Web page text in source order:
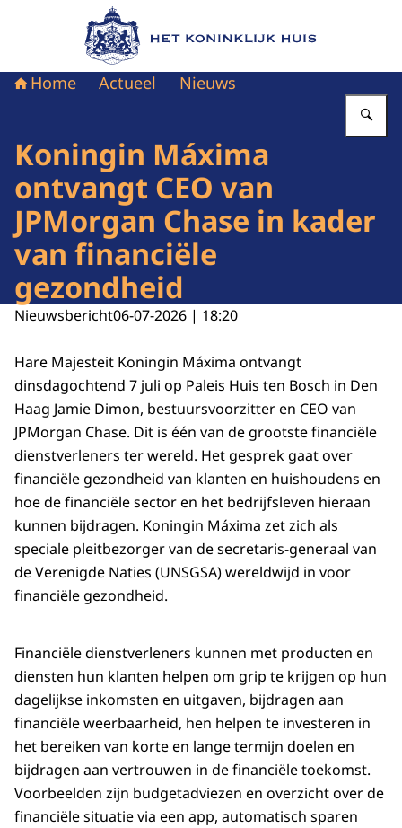
Naar de homepage van Het Koninklijk Huis
Home Actueel Nieuws
Koningin Máxima
ontvangt CEO van
JPMorgan Chase in kader
van financiële
gezondheid
Nieuwsbericht06-07-2026 | 18:20
Hare Majesteit Koningin Máxima ontvangt
dinsdagochtend 7 juli op Paleis Huis ten Bosch in Den
Haag Jamie Dimon, bestuursvoorzitter en CEO van
JPMorgan Chase. Dit is één van de grootste financiële
dienstverleners ter wereld. Het gesprek gaat over
financiële gezondheid van klanten en huishoudens en
hoe de financiële sector en het bedrijfsleven hieraan
kunnen bijdragen. Koningin Máxima zet zich als
speciale pleitbezorger van de secretaris-generaal van
de Verenigde Naties (UNSGSA) wereldwijd in voor
financiële gezondheid.
Financiële dienstverleners kunnen met producten en
diensten hun klanten helpen om grip te krijgen op hun
dagelijkse inkomsten en uitgaven, bijdragen aan
financiële weerbaarheid, hen helpen te investeren in
het bereiken van korte en lange termijn doelen en
bijdragen aan vertrouwen in de financiële toekomst.
Voorbeelden zijn budgetadviezen en overzicht over de
financiële situatie via een app, automatisch sparen